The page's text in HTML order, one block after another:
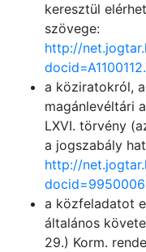
keresztül
szövege:
http://
a köziratokról,
magánlevéltári
LXVI. törvény
a jogszabály
http://
a közfeladatot
általános
29.) Korm.